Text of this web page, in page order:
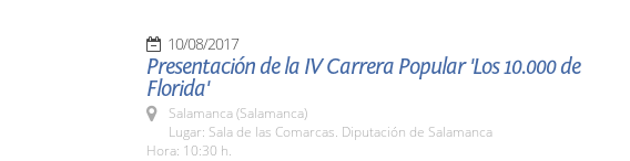
10/08/2017
Presentación de la IV Carrera Popular 'Los 10.000 de
Florida'
Salamanca (Salamanca)
Lugar: Sala de las Comarcas. Diputación de Salamanca
Hora: 10:30 h.